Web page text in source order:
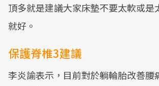
頂多就是建議大家床墊不要太軟或是
就好。
保護脊椎3建議
李炎諭表示，目前對於躺輪胎改善腰